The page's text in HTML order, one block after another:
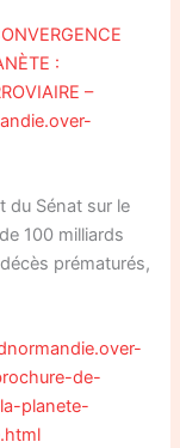
:
–
du Sénat sur le
100 milliards
prématurés,
de-
planete-